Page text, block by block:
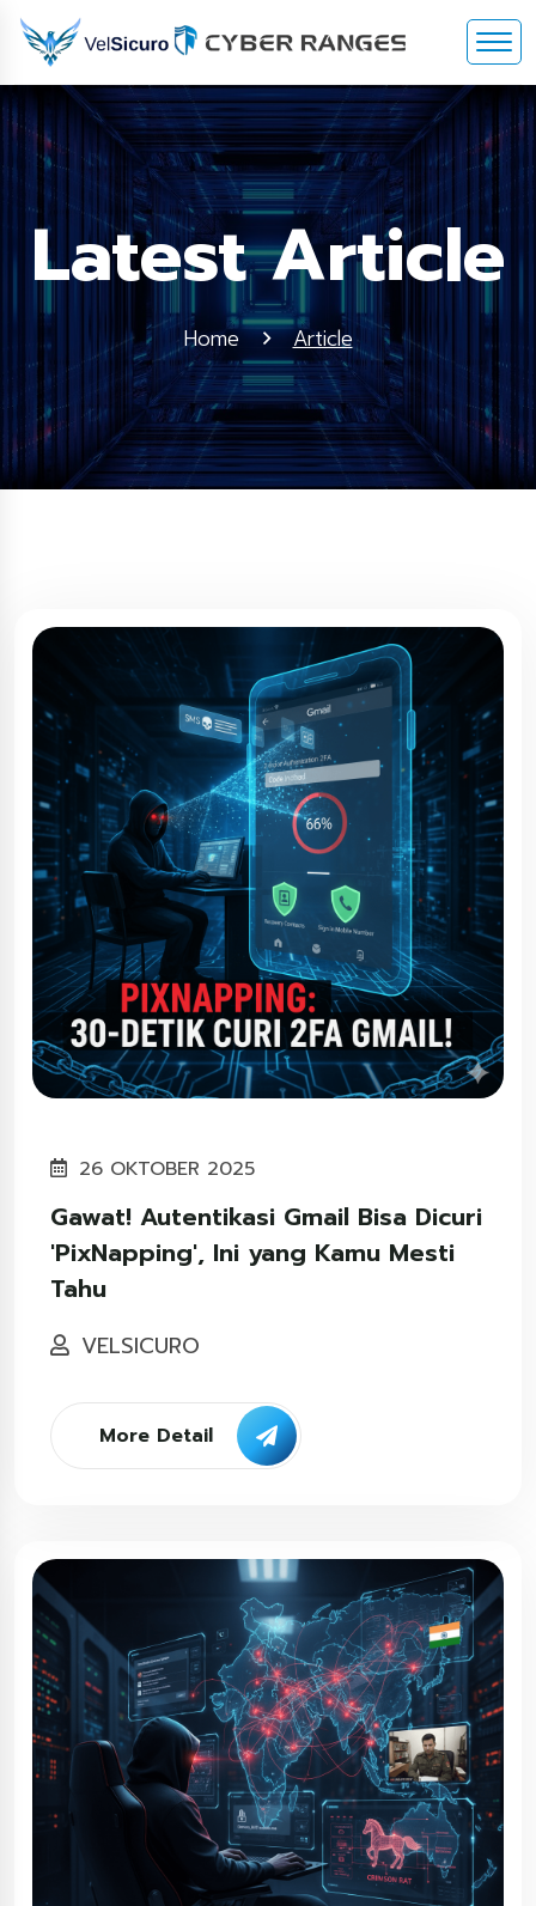
Latest Article
Home Article
26 OKTOBER 2025
Gawat! Autentikasi Gmail Bisa Dicuri
'PixNapping', Ini yang Kamu Mesti
Tahu
VELSICURO
More Detail